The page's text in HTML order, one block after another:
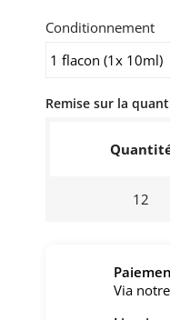
Conditionnement
Remise sur la
12
Via